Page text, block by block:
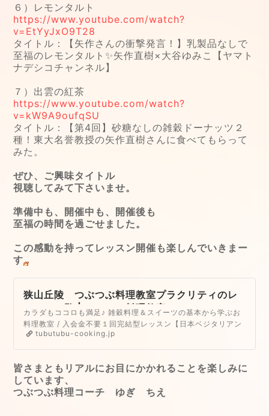
６）レモンタルト
https://www.youtube.com/watch?
v=EtYyJxO9T28
タイトル：【矢作さんの衝撃発言！】乳製品なしで
至福のレモンタルト✨矢作直樹×大谷ゆみこ【ヤマト
ナデシコチャンネル】
７）出雲の紅茶
https://www.youtube.com/watch?
v=kW9A9oufqSU
タイトル：【第4回】砂糖なしの雑穀ドーナッツ２
種！東大名誉教授の矢作直樹さんに食べてもらって
みた。
ぜひ、ご興味タイトル
視聴してみて下さいませ。
準備中も、開催中も、開催後も
至福の時間を過ごせました。
この感動を持ってレッスン開催も楽しんでいきまー
す
狭山丘陵 つぶつぶ料理教室プラクリティのレ
ッスン一覧 | つぶつぶ料理教室
カラダもココロも満足♪ 雑穀料理＆スイーツの基本から学ぶお
料理教室 / 入会金不要１回完結型レッスン【日本ベジタリアン
学会指定校】
tubutubu-cooking.jp
皆さまともリアルにお目にかかれることを楽しみに
しています、
つぶつぶ料理コーチ ゆぎ ちえ